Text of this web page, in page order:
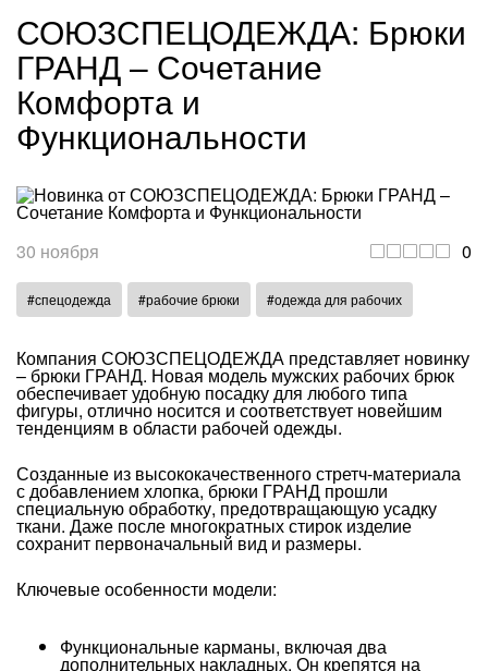
СОЮЗСПЕЦОДЕЖДА: Брюки
ГРАНД – Сочетание
Комфорта и
Функциональности
30 ноября 0
#спецодежда #рабочие брюки #одежда для рабочих
Компания СОЮЗСПЕЦОДЕЖДА представляет новинку
– брюки ГРАНД. Новая модель мужских рабочих брюк
обеспечивает удобную посадку для любого типа
фигуры, отлично носится и соответствует новейшим
тенденциям в области рабочей одежды.
Созданные из высококачественного стретч-материала
с добавлением хлопка, брюки ГРАНД прошли
специальную обработку, предотвращающую усадку
ткани. Даже после многократных стирок изделие
сохранит первоначальный вид и размеры.
Ключевые особенности модели:
Функциональные карманы, включая два
дополнительных накладных. Он крепятся на